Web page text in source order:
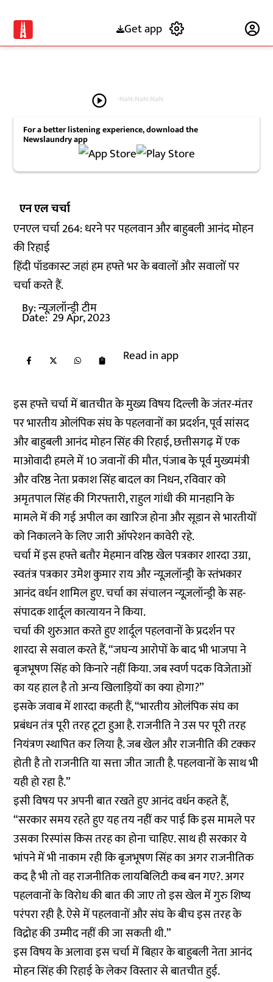
Get app
play_circle -NaN:NaN:NaN
For a better listening experience, download the
Newslaundry app
एन एल चर्चा
एनएल चर्चा 264: धरने पर पहलवान और बाहुबली आनंद मोहन
की रिहाई
हिंदी पॉडकास्ट जहां हम हफ्ते भर के बवालों और सवालों पर
चर्चा करते हैं.
By:न्यूज़लॉन्ड्री टीम
Date: 29 Apr, 2023
Read in app
इस हफ्ते चर्चा में बातचीत के मुख्य विषय दिल्ली के जंतर-मंतर
पर भारतीय ओलंपिक संघ के पहलवानों का प्रदर्शन, पूर्व सांसद
और बाहुबली आनंद मोहन सिंह की रिहाई, छत्तीसगढ़ में एक
माओवादी हमले में 10 जवानों की मौत, पंजाब के पूर्व मुख्यमंत्री
और वरिष्ठ नेता प्रकाश सिंह बादल का निधन, रविवार को
अमृतपाल सिंह की गिरफ्तारी, राहुल गांधी की मानहानि के
मामले में की गई अपील का खारिज होना और सूडान से भारतीयों
को निकालने के लिए जारी ऑपरेशन कावेरी रहे.
चर्चा में इस हफ्ते बतौर मेहमान वरिष्ठ खेल पत्रकार शारदा उग्रा,
स्वतंत्र पत्रकार उमेश कुमार राय और न्यूज़लॉन्ड्री के स्तंभकार
आनंद वर्धन शामिल हुए. चर्चा का संचालन न्यूज़लॉन्ड्री के सह-
संपादक शार्दूल कात्यायन ने किया.
चर्चा की शुरुआत करते हुए शार्दूल पहलवानों के प्रदर्शन पर
शारदा से सवाल करते हैं, “जघन्य आरोपों के बाद भी भाजपा ने
बृजभूषण सिंह को किनारे नहीं किया. जब स्वर्ण पदक विजेताओं
का यह हाल है तो अन्य खिलाड़ियों का क्या होगा?”
इसके जवाब में शारदा कहती हैं, “भारतीय ओलंपिक संघ का
प्रबंधन तंत्र पूरी तरह टूटा हुआ है. राजनीति ने उस पर पूरी तरह
नियंत्रण स्थापित कर लिया है. जब खेल और राजनीति की टक्कर
होती है तो राजनीति या सत्ता जीत जाती है. पहलवानों के साथ भी
यही हो रहा है.”
इसी विषय पर अपनी बात रखते हुए आनंद वर्धन कहते हैं,
“सरकार समय रहते हुए यह तय नहीं कर पाई कि इस मामले पर
उसका रिस्पांस किस तरह का होना चाहिए. साथ ही सरकार ये
भांपने में भी नाकाम रही कि बृजभूषण सिंह का अगर राजनीतिक
कद है भी तो वह राजनीतिक लायबिलिटी कब बन गए?. अगर
पहलवानों के विरोध की बात की जाए तो इस खेल में गुरु शिष्य
परंपरा रही है. ऐसे में पहलवानों और संघ के बीच इस तरह के
विद्रोह की उम्मीद नहीं की जा सकती थी.”
इस विषय के अलावा इस चर्चा में बिहार के बाहुबली नेता आनंद
मोहन सिंह की रिहाई के लेकर विस्तार से बातचीत हुई.